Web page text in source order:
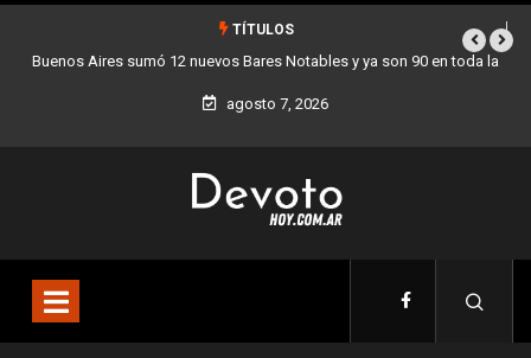
TÍTULOS
la Los stands móviles de la Ciudad llegan esta semana a Villa Devoto
agosto 7, 2026